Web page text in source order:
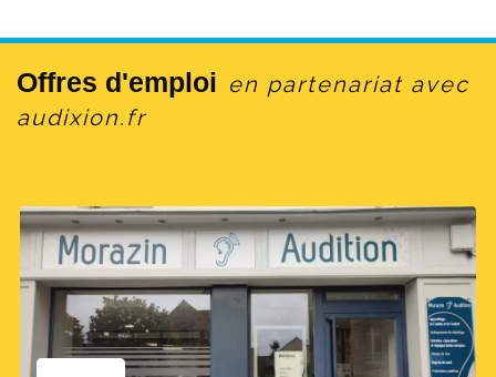
Offres d'emploi en partenariat avec
audixion.fr